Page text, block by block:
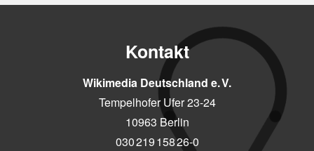
Kontakt
Wikimedia Deutschland e. V.
Tempelhofer Ufer 23-24
10963 Berlin
030 219 158 26-0